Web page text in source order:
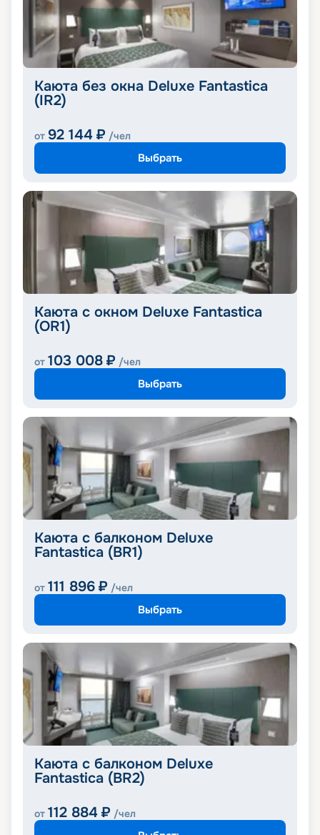
Каюта без окна Deluxe Fantastica
(IR2)
от 92 144 ₽ /чел
Выбрать
Каюта с окном Deluxe Fantastica
(OR1)
от 103 008 ₽ /чел
Выбрать
Каюта с балконом Deluxe
Fantastica (BR1)
от 111 896 ₽ /чел
Выбрать
Каюта с балконом Deluxe
Fantastica (BR2)
от 112 884 ₽ /чел